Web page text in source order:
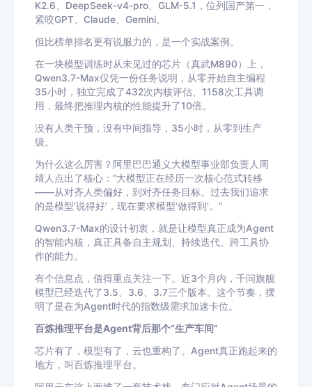
K2.6、DeepSeek-v4-pro、GLM-5.1，位列国产第一，
紧咬GPT、Claude、Gemini。
但比榜单排名更有说服力的，是一个实战案例。
在一块模型训练时从未见过的芯片（真武M890）上，
Qwen3.7-Max仅凭一份任务说明，从零开始自主编程
35小时，独立完成了432次内核评估、1158次工具调
用，最终把推理内核的性能提升了10倍。
没有人类干预，没有中间指导，35小时，从零到生产
级。
为什么这么厉害？阿里巴巴通义大模型事业部负责人周
靖人点出了核心：“大模型正在经历一次核心范式转移
——从对齐人类偏好，到对齐任务目标。过去我们追求
的是模型‘说得好’，现在要求模型‘做得到’。”
Qwen3.7-Max的设计初衷，就是让模型真正成为Agent
的智能内核，真正具备自主规划、持续迭代、跨工具协
作的能力。
有个信息点，值得重点关注一下。近3个月内，千问旗舰
模型已经迭代了3.5、3.6、3.7三个版本。这个节奏，摆
明了是在为Agent时代的指数级需求加速卡位。
百炼推理平台是Agent背后那个“生产车间”
芯片有了，模型有了，云也重构了。Agent真正跑起来的
地方，叫百炼推理平台。